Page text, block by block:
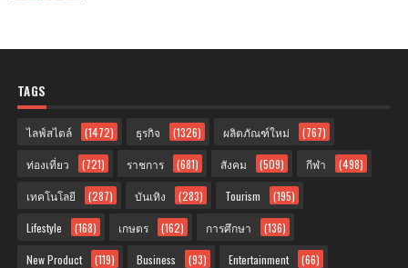
TAGS
ไลฟ์สไตล์ (1472) ธุรกิจ (1326) ผลิตภัณฑ์ใหม่ (767)
ท่องเที่ยว (721) ราชการ (681) สังคม (509) กีฬา (498)
เทคโนโลยี (287) บันเทิง (283) Tourism (195)
Lifestyle (168) เกษตร (162) การศึกษา (136)
New Product (119) Business (93) Entertainment (66)